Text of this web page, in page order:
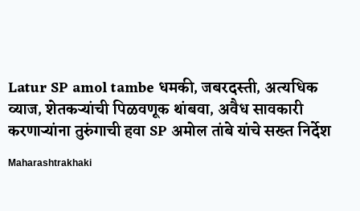
Latur SP amol tambe धमकी, जबरदस्ती, अत्यधिक
व्याज, शेतकऱ्यांची पिळवणूक थांबवा, अवैध सावकारी
करणाऱ्यांना तुरुंगाची हवा SP अमोल तांबे यांचे सख्त निर्देश
Maharashtrakhaki